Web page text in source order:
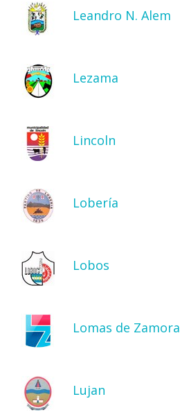
Leandro N. Alem
Lezama
Lincoln
Lobería
Lobos
Lomas de Zamora
Lujan